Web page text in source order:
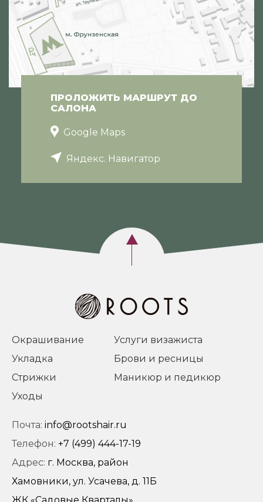
ПРОЛОЖИТЬ МАРШРУТ ДО
САЛОНА
Google Maps
Яндекс. Навигатор
Окрашивание
Укладка
Стрижки
Уходы
Услуги визажиста
Брови и ресницы
Маникюр и педикюр
Почта: info@rootshair.ru
Телефон: +7 (499) 444-17-19
Адрес: г. Москва, район
Хамовники, ул. Усачева, д. 11Б